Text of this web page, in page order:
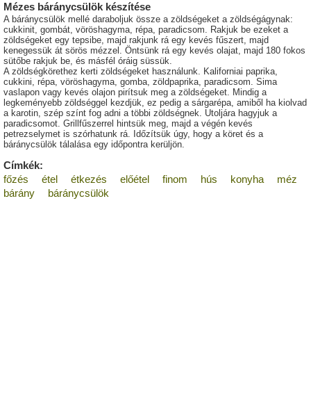
Mézes báránycsülök készítése
A báránycsülök mellé daraboljuk össze a zöldségeket a zöldségágynak:
cukkinit, gombát, vöröshagyma, répa, paradicsom. Rakjuk be ezeket a
zöldségeket egy tepsibe, majd rakjunk rá egy kevés fűszert, majd
kenegessük át sörös mézzel. Öntsünk rá egy kevés olajat, majd 180 fokos
sütőbe rakjuk be, és másfél óráig süssük.
A zöldségkörethez kerti zöldségeket használunk. Kaliforniai paprika,
cukkini, répa, vöröshagyma, gomba, zöldpaprika, paradicsom. Sima
vaslapon vagy kevés olajon pirítsuk meg a zöldségeket. Mindig a
legkeményebb zöldséggel kezdjük, ez pedig a sárgarépa, amiből ha kiolvad
a karotin, szép színt fog adni a többi zöldségnek. Utoljára hagyjuk a
paradicsomot. Grillfűszerrel hintsük meg, majd a végén kevés
petrezselymet is szórhatunk rá. Időzítsük úgy, hogy a köret és a
báránycsülök tálalása egy időpontra kerüljön.
Címkék:
főzés
étel étkezés előétel finom hús konyha
méz
bárány
báránycsülök